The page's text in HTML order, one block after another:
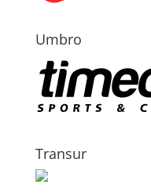
Umbro
Transur